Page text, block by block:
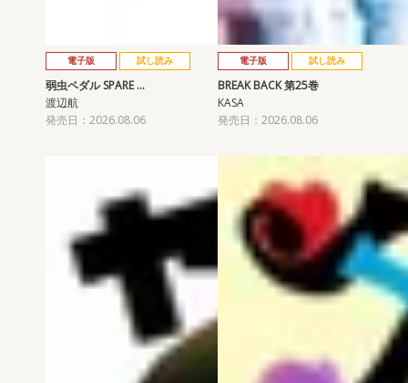
電子版 試し読み
弱虫ペダル SPARE …
渡辺航
発売日：2026.08.06
電子版 試し読み
BREAK BACK 第25巻
KASA
発売日：2026.08.06